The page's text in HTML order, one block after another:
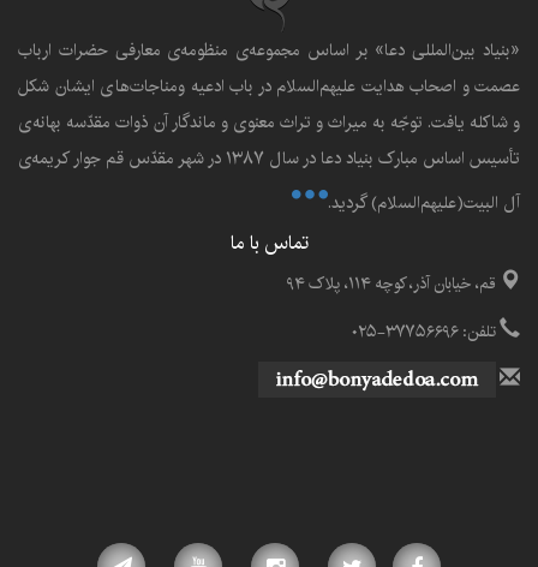
«بنياد بين‌المللى دعا» بر اساس مجموعه‌ی منظومه‌ی معارفى حضرات ارباب
عصمت و اصحاب هدايت عليهم‌السلام در باب ادعيه ومناجات‌هاى ايشان شکل
و شاکله يافت. توجّه به ميراث و تراث معنوى و ماندگار آن ذوات مقدّسه بهانه‌ى
تأسيس اساس مبارک بنياد دعا در سال ۱۳۸۷ در شهر مقدّس قم جوار کريمه‌ی
آل البيت(علیهم‌السلام) گرديد.
تماس با ما
قم، خیابان آذر، کوچه ۱۱۴، پلاک ۹۴
تلفن: ۳۷۷۵۶۶۹۶-۰۲۵